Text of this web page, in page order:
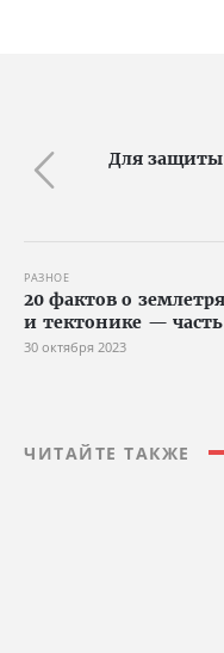
Для защиты
РАЗНОЕ
20 фактов о
и тектонике — часть
30 октября 2023
ЧИТАЙТЕ ТАКЖЕ